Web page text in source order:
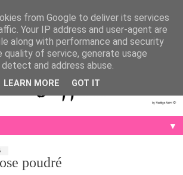
▼
poudré
from Google to deliver its services
Your IP address and user-agent are
along with performance and security
quality of service, generate usage
and address abuse.
LEARN MORE GOT IT